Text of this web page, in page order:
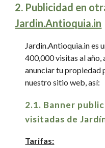
2. Publicidad en
Jardin.Antioquia.in
Jardin.Antioquia.in es
400,000 visitas al año,
anunciar tu propiedad
nuestro sitio web, así:
2.1. Banner
visitadas de
Tarifas: